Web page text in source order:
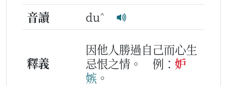
音讀 du^
釋義
因他人勝過自己而心生
忌恨之情。
例： 妒
嫉 。